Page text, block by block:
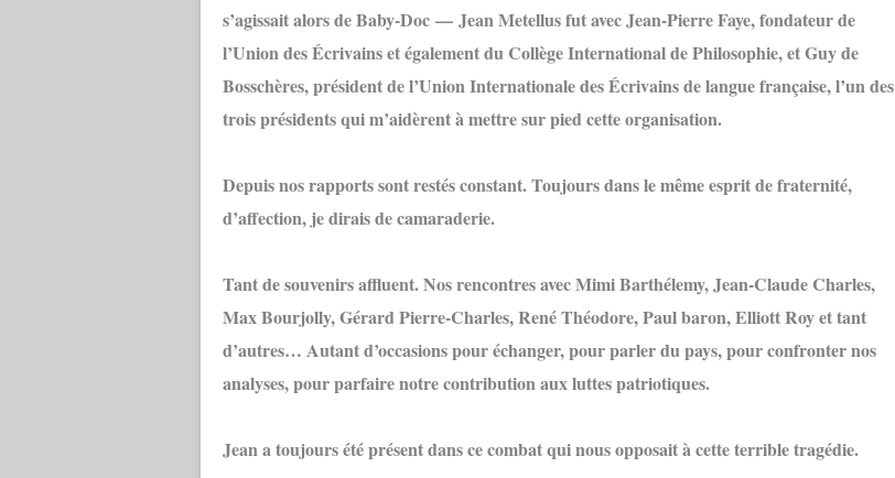
s’agissait alors de Baby-Doc — Jean Metellus fut avec Jean-Pierre Faye, fondateur de
l’Union des Écrivains et également du Collège International de Philosophie, et Guy de
Bosschères, président de l’Union Internationale des Écrivains de langue française, l’un des
trois présidents qui m’aidèrent à mettre sur pied cette organisation.
Depuis nos rapports sont restés constant. Toujours dans le même esprit de fraternité,
d’affection, je dirais de camaraderie.
Tant de souvenirs affluent. Nos rencontres avec Mimi Barthélemy, Jean-Claude Charles,
Max Bourjolly, Gérard Pierre-Charles, René Théodore, Paul baron, Elliott Roy et tant
d’autres… Autant d’occasions pour échanger, pour parler du pays, pour confronter nos
analyses, pour parfaire notre contribution aux luttes patriotiques.
Jean a toujours été présent dans ce combat qui nous opposait à cette terrible tragédie.